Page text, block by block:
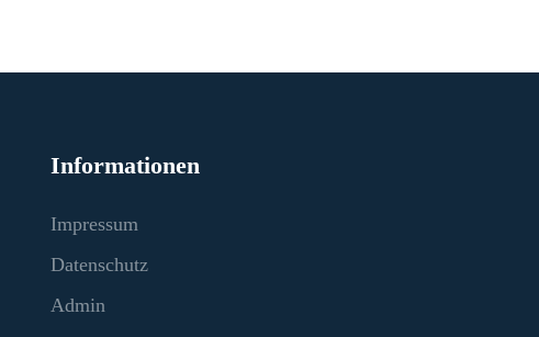
Informationen
Impressum
Datenschutz
Admin